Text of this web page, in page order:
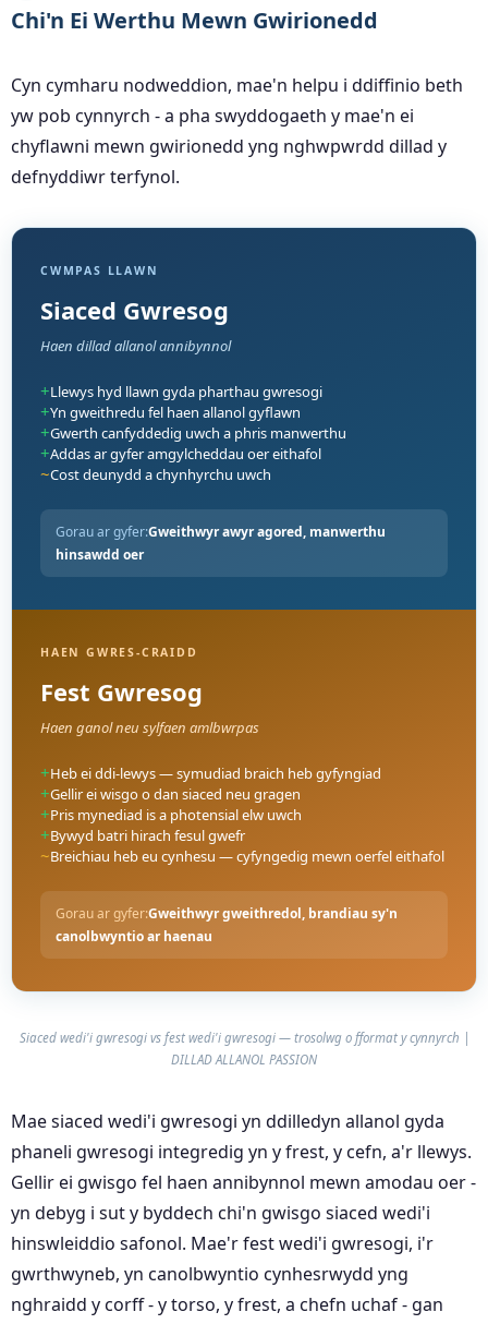
Chi'n Ei Werthu Mewn Gwirionedd
Cyn cymharu nodweddion, mae'n helpu i ddiffinio beth
yw pob cynnyrch - a pha swyddogaeth y mae'n ei
chyflawni mewn gwirionedd yng nghwpwrdd dillad y
defnyddiwr terfynol.
CWMPAS LLAWN
Siaced Gwresog
Haen dillad allanol annibynnol
+Llewys hyd llawn gyda pharthau gwresogi
+Yn gweithredu fel haen allanol gyflawn
+Gwerth canfyddedig uwch a phris manwerthu
+Addas ar gyfer amgylcheddau oer eithafol
~Cost deunydd a chynhyrchu uwch
Gorau ar gyfer:Gweithwyr awyr agored, manwerthu
hinsawdd oer
HAEN GWRES-CRAIDD
Fest Gwresog
Haen ganol neu sylfaen amlbwrpas
+Heb ei ddi-lewys — symudiad braich heb gyfyngiad
+Gellir ei wisgo o dan siaced neu gragen
+Pris mynediad is a photensial elw uwch
+Bywyd batri hirach fesul gwefr
~Breichiau heb eu cynhesu — cyfyngedig mewn oerfel eithafol
Gorau ar gyfer:Gweithwyr gweithredol, brandiau sy'n
canolbwyntio ar haenau
Siaced wedi'i gwresogi vs fest wedi'i gwresogi — trosolwg o fformat y cynnyrch |
DILLAD ALLANOL PASSION
Mae siaced wedi'i gwresogi yn ddilledyn allanol gyda
phaneli gwresogi integredig yn y frest, y cefn, a'r llewys.
Gellir ei gwisgo fel haen annibynnol mewn amodau oer -
yn debyg i sut y byddech chi'n gwisgo siaced wedi'i
hinswleiddio safonol. Mae'r fest wedi'i gwresogi, i'r
gwrthwyneb, yn canolbwyntio cynhesrwydd yng
nghraidd y corff - y torso, y frest, a chefn uchaf - gan